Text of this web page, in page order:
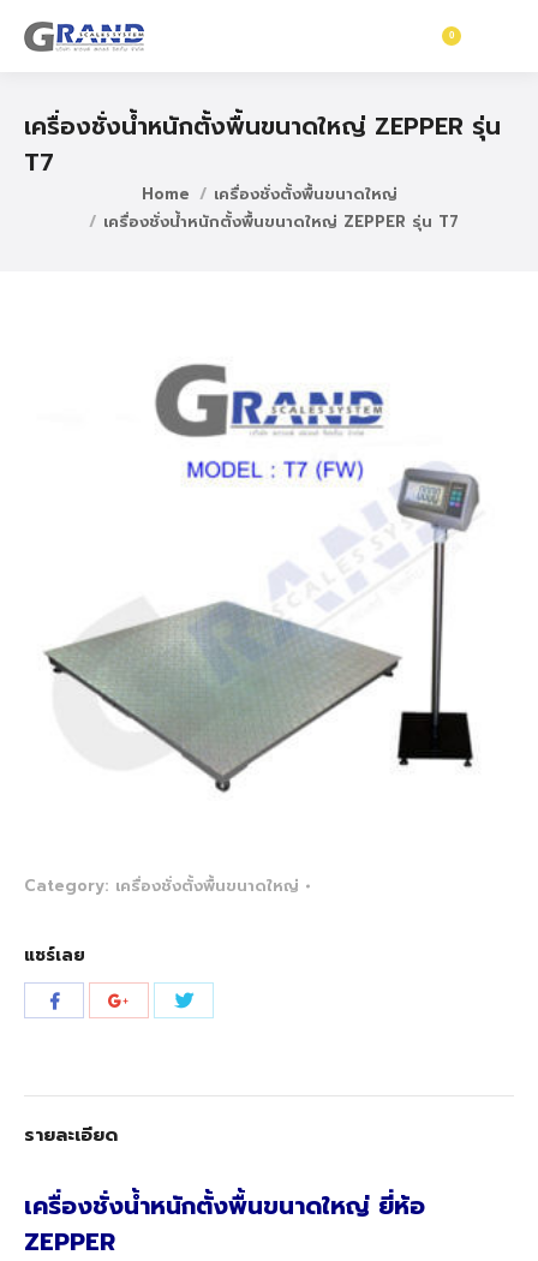
0
เครื่องชั่งน้ำหนักตั้งพื้นขนาดใหญ่ ZEPPER รุ่น
T7
Home
เครื่องชั่งตั้งพื้นขนาดใหญ่
เครื่องชั่งน้ำหนักตั้งพื้นขนาดใหญ่ ZEPPER รุ่น T7
Category: เครื่องชั่งตั้งพื้นขนาดใหญ่
แชร์เลย
Share
Share
รายละเอียด
เครื่องชั่งน้ำหนักตั้งพื้นขนาดใหญ่ ยี่ห้อ
ZEPPER